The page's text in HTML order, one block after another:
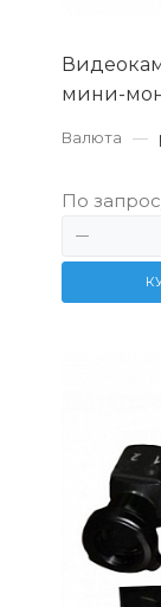
мини-
Валюта —
По